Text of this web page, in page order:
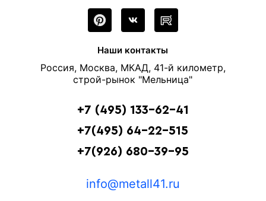
Наши контакты
Россия, Москва, МКАД, 41-й километр,
строй-рынок "Мельница"
+7 (495) 133-62-41
+7(495) 64-22-515
+7(926) 680-39-95
info@metall41.ru